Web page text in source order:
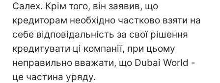
Салех. Крім того, він заявив, що
кредиторам необхідно частково взяти на
себе відповідальність за свої рішення
кредитувати ці компанії, при цьому
неправильно вважати, що Dubai World -
це частина уряду.